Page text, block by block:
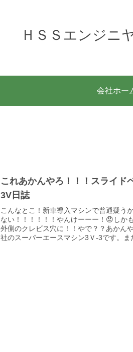
ＨＳＳエンジニ
会社ホー
これあかんやろ！！！スライド
3V日誌
こんなとこ！新車導入マシンで普通疑う
ない！！！！！！やんけーーー！😡しか
外側のクレビス穴に！！やで？？あかん
社のスーパーエースマシン3Ｖ-3です。ま